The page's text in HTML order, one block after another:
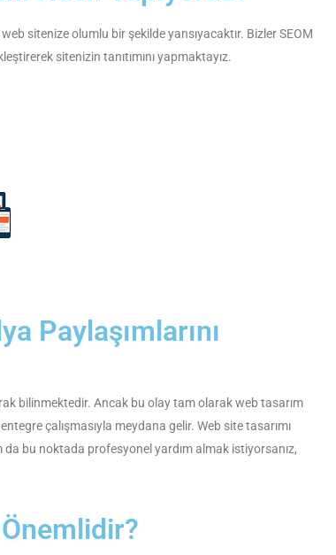
sitenize olumlu bir şekilde yansıyacaktır. Bizler SEOM
sitenizin tanıtımını yapmaktayız.
Paylaşımlarını
bilinmektedir. Ancak bu olay tam olarak web tasarım
çalışmasıyla meydana gelir. Web site tasarımı
da bu noktada profesyonel yardım almak istiyorsanız,